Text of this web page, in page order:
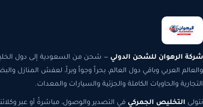
شركة الرهوان للشحن الدولي — شحن من السعودية إلى دول
والعالم العربي وباقي دول العالم، بحراً وجواً وبراً، لعفش المنازل
التجارية والحاويات الكاملة والجزئية والسيارات والمعدات.
نتولى التخليص الجمركي في التصدير والوصول، مباشرةً أو عبر